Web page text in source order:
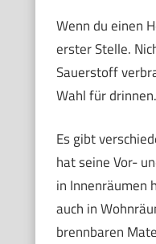
Wenn du einen
erster Stelle.
Sauerstoff
Wahl für
Es gibt
hat seine Vor-
in Innenräumen
auch in
brennbaren